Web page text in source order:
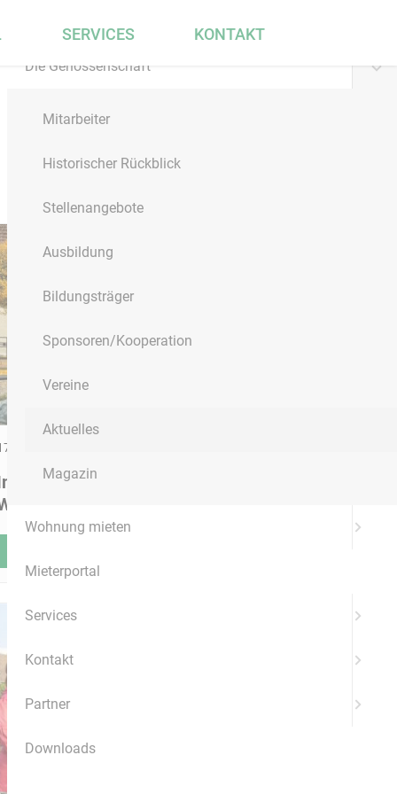
SERVICES KONTAKT
Leben und Zukunft in
Die Genossenschaft
Mitarbeiter
Historischer Rückblick
Stellenangebote
Ausbildung
Bildungsträger
Sponsoren/Kooperation
Vereine
Aktuelles
Magazin
Wohnung mieten
Mieterportal
Services
Kontakt
Partner
Downloads